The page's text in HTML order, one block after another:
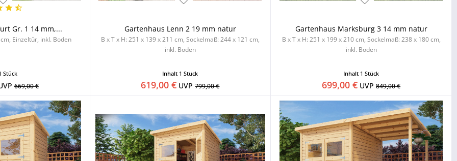
Gr. 1 14 mm,...
Einzeltür, inkl. Boden
Stück
669,00 €
Gartenhaus Lenn 2 19 mm natur
B x T x H: 251 x 139 x 211 cm, Sockelmaß: 244 x 121 cm,
inkl. Boden
Inhalt 1 Stück
619,00 € UVP799,00 €
Gartenhaus Marksburg 3 14 mm natur
B x T x H: 251 x 199 x 210 cm, Sockelmaß: 238 x 180 cm,
inkl. Boden
Inhalt 1 Stück
699,00 € UVP849,00 €